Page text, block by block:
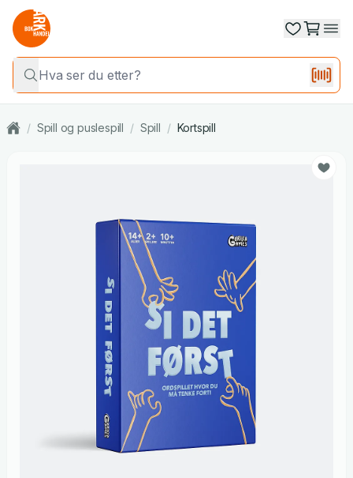
/ Spill og puslespill / Spill / Kortspill